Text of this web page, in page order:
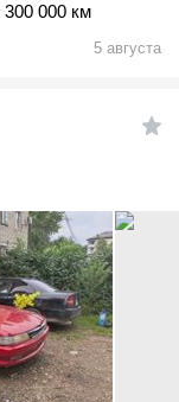
300 000 км
5 августа